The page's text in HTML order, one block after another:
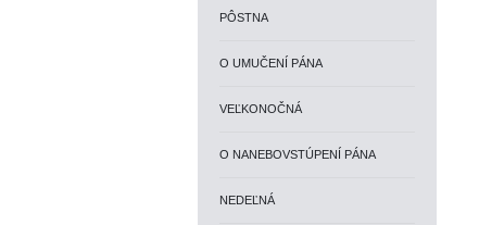
PÔSTNA
O UMUČENÍ PÁNA
VEĽKONOČNÁ
O NANEBOVSTÚPENÍ PÁNA
NEDEĽNÁ